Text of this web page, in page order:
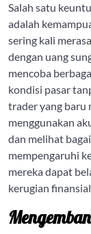
Salah satu
adalah
sering kali
dengan uang
mencoba
kondisi pasar
trader yang baru
menggunakan
dan melihat
mempengaruhi
mereka dapat
kerugian